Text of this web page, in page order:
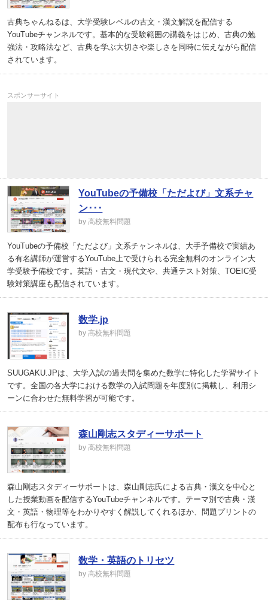
古典ちゃんねるは、大学受験レベルの古文・漢文解説を配信する
YouTubeチャンネルです。基本的な受験範囲の講義をはじめ、古典の勉
強法・攻略法など、古典を学ぶ大切さや楽しさを同時に伝えながら配信
されています。
スポンサーサイト
YouTubeの予備校「ただよび」文系チャ
ン･･･
by 高校無料問題
YouTubeの予備校「ただよび」文系チャンネルは、大手予備校で実績あ
る有名講師が運営するYouTube上で受けられる完全無料のオンライン大
学受験予備校です。英語・古文・現代文や、共通テスト対策、TOEIC受
験対策講座も配信されています。
数学.jp
by 高校無料問題
SUUGAKU.JPは、大学入試の過去問を集めた数学に特化した学習サイト
です。全国の各大学における数学の入試問題を年度別に掲載し、利用シ
ーンに合わせた無料学習が可能です。
森山剛志スタディーサポート
by 高校無料問題
森山剛志スタディーサポートは、森山剛志氏による古典・漢文を中心と
した授業動画を配信するYouTubeチャンネルです。テーマ別で古典・漢
文・英語・物理等をわかりやすく解説してくれるほか、問題プリントの
配布も行なっています。
数学・英語のトリセツ
by 高校無料問題